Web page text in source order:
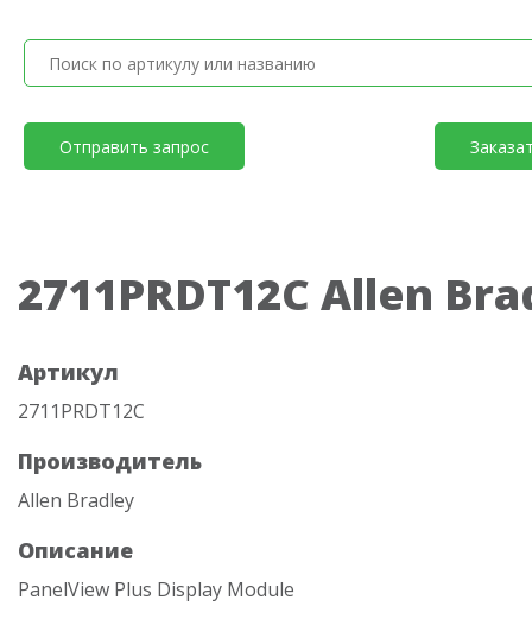
Отправить запрос
2711PRDT12C Allen
Артикул
2711PRDT12C
Производитель
Allen Bradley
Описание
PanelView Plus Display Module